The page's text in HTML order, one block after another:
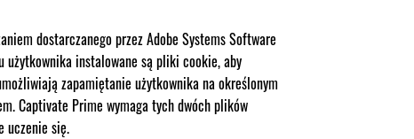
dostarczanego przez Adobe Systems Software
użytkownika instalowane są pliki cookie, aby
zapamiętanie użytkownika na określonym
Captivate Prime wymaga tych dwóch plików
uczenie się.